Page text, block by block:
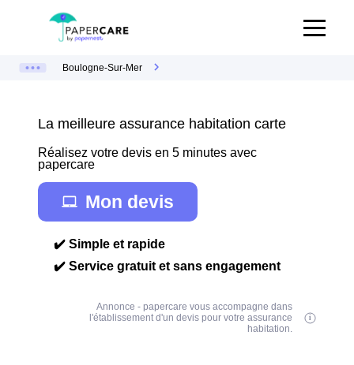
Boulogne-Sur-Mer
La meilleure assurance habitation carte
Réalisez votre devis en 5 minutes avec
papercare
Mon devis
✔️ Simple et rapide
✔️ Service gratuit et sans engagement
Annonce - papercare vous accompagne dans
l'établissement d'un devis pour votre assurance
habitation.